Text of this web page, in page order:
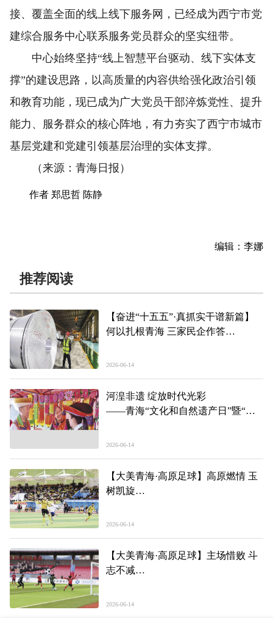
接、覆盖全面的线上线下服务网，已经成为西宁市党
建综合服务中心联系服务党员群众的坚实纽带。
中心始终坚持“线上智慧平台驱动、线下实体支
撑”的建设思路，以高质量的内容供给强化政治引领
和教育功能，现已成为广大党员干部淬炼党性、提升
能力、服务群众的核心阵地，有力夯实了西宁市城市
基层党建和党建引领基层治理的实体支撑。
（来源：青海日报）
作者 郑思哲 陈静
编辑：李娜
推荐阅读
【奋进“十五五”·真抓实干谱新篇】
何以扎根青海 三家民企作答
线见闻（下）
2026-06-14
河湟非遗 绽放时代光彩
——青海“文化和自然遗产日”暨“非
2026-06-14
【大美青海·高原足球】高原燃情 玉
树凯旋
场见闻
2026-06-14
【大美青海·高原足球】主场惜败 斗
志不减
2026-06-14